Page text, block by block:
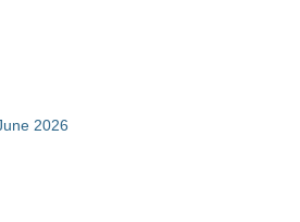
2026